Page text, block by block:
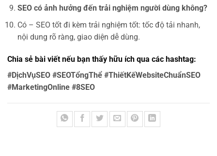
SEO có ảnh hưởng đến trải nghiệm người dùng không?
Có – SEO tốt đi kèm trải nghiệm tốt: tốc độ tải nhanh,
nội dung rõ ràng, giao diện dễ dùng.
Chia sẻ bài viết nếu bạn thấy hữu ích qua các hashtag:
#DịchVụSEO #SEOTổngThể #ThiếtKếWebsiteChuẩnSEO
#MarketingOnline #8SEO